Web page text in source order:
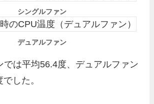
シングルファン
デュアルファン
では平均56.4度、デュアルファン
した。